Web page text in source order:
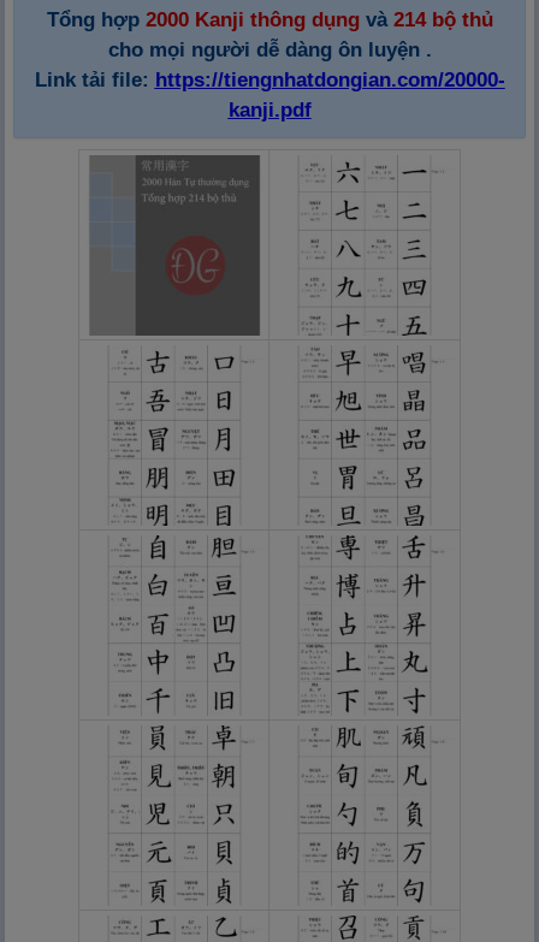
Tổng hợp 2000 Kanji thông dụngvà 214 bộ thủ
cho mọi người dễ dàng ôn luyện .
Link tải file: https://tiengnhatdongian.com/20000-
kanji.pdf